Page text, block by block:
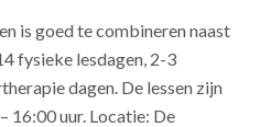
is goed te combineren naast
fysieke lesdagen, 2-3
dagen. De lessen zijn
16:00 uur. Locatie: De